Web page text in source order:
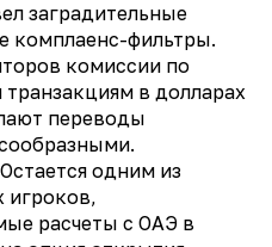
заградительные
комплаенс-фильтры.
комиссии по
в долларах
переводы
Остается одним из
игроков,
расчеты с ОАЭ в